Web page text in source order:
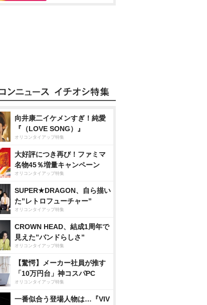
向井康二イケメンすぎ！純愛
『（LOVE SONG）』
オリコンタイアップ特集
大好評につき再び！ファミマ
名物45％増量キャンペーン
オリコンタイアップ特集
SUPER★DRAGON、自ら描い
た”レトロフューチャー”
オリコンタイアップ特集
CROWN HEAD、結成1周年で
見えた”バンドらしさ”
オリコンタイアップ特集
【驚愕】メーカー社員が推す
「10万円台」神コスパPC
オリコンタイアップ特集
一番似合う登場人物は…『VIV